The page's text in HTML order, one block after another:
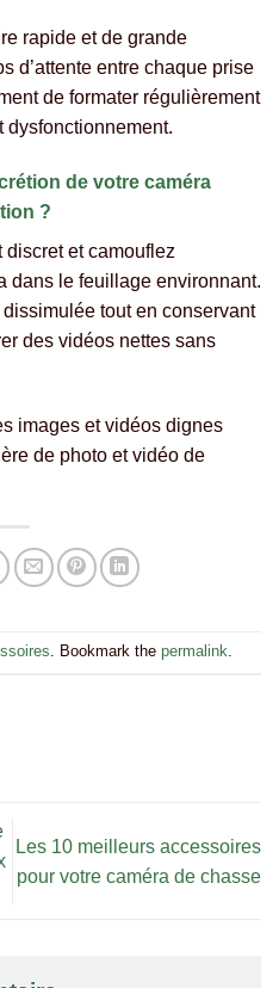
rapide et de grande
d’attente entre chaque prise
de formater régulièrement
dysfonctionnement.
de votre caméra
?
et camouflez
dans le feuillage environnant.
tout en conservant
des vidéos nettes sans
images et vidéos dignes
de photo et vidéo de
. Bookmark the permalink.
Les 10 meilleurs accessoires
pour votre caméra de chasse